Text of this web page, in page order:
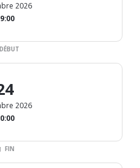
2026
2026
FIN